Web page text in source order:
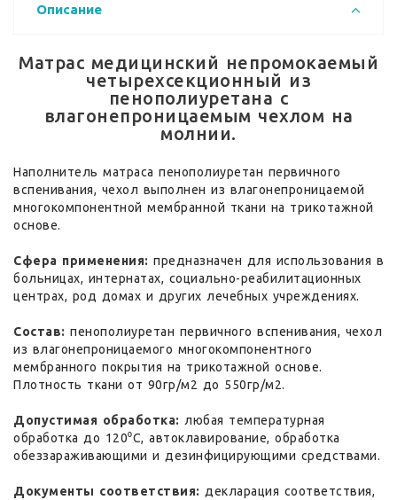
Описание
Матрас медицинский непромокаемый
четырехсекционный из
пенополиуретана с
влагонепроницаемым чехлом на
молнии.
Наполнитель матраса пенополиуретан первичного
вспенивания, чехол выполнен из влагонепроницаемой
многокомпонентной мембранной ткани на трикотажной
основе.
Сфера применения: предназначен для использования в
больницах, интернатах, социально-реабилитационных
центрах, род домах и других лечебных учреждениях.
Состав: пенополиуретан первичного вспенивания, чехол
из влагонепроницаемого многокомпонентного
мембранного покрытия на трикотажной основе.
Плотность ткани от 90гр/м2 до 550гр/м2.
Допустимая обработка: любая температурная
обработка до 120⁰С, автоклавирование, обработка
обеззараживающими и дезинфицирующими средствами.
Документы соответствия: декларация соответствия,